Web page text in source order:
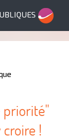
priorité"
croire !